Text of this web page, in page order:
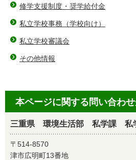
修学支援制度・奨学給付金
私立学校事務（学校向け）
私立学校審議会
その他情報
本ページに関する問い合わ
三重県 環境生活部 私学課 私
〒514-8570
津市広明町13番地